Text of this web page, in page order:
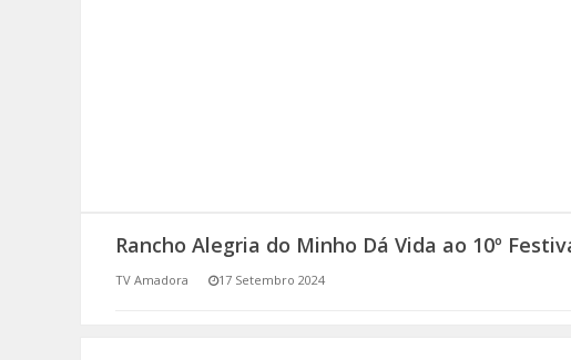
(RE) PENSAMENTOS
Rancho Alegria do Minho Dá Vida ao 10º
TV Amadora 17 Setembro 2024